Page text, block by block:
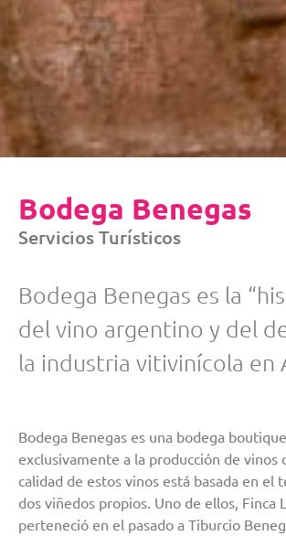
Bodega Benegas
Servicios Turísticos
Bodega Benegas es la
del vino argentino y del
la industria vitivinícola en
Bodega Benegas es una bodega
exclusivamente a la producción de vinos
calidad de estos vinos está basada en el
dos viñedos propios. Uno de ellos, Finca
perteneció en el pasado a Tiburcio